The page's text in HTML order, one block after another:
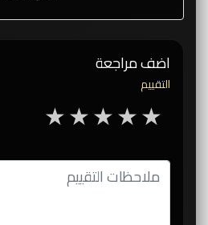
اضف مراجعة
التقييم
4 stars 3 stars 2 stars 1 star